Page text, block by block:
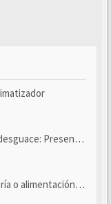
y seguimiento
eléctri...